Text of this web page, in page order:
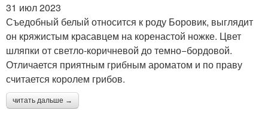
31 июл 2023
Съедобный белый относится к роду Боровик, выглядит
он кряжистым красавцем на коренастой ножке. Цвет
шляпки от светло-коричневой до темно−бордовой.
Отличается приятным грибным ароматом и по праву
считается королем грибов.
читать дальше →